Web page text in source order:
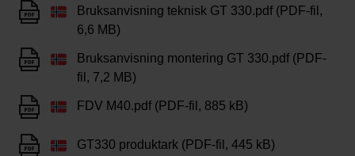
Bruksanvisning teknisk GT 330.pdf (PDF-fil,
6,6 MB)
Bruksanvisning montering GT 330.pdf (PDF-
fil, 7,2 MB)
FDV M40.pdf (PDF-fil, 885 kB)
GT330 produktark (PDF-fil, 445 kB)